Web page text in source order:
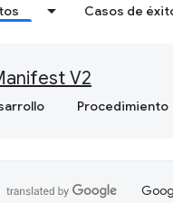
Casos de
V2
Procedimiento